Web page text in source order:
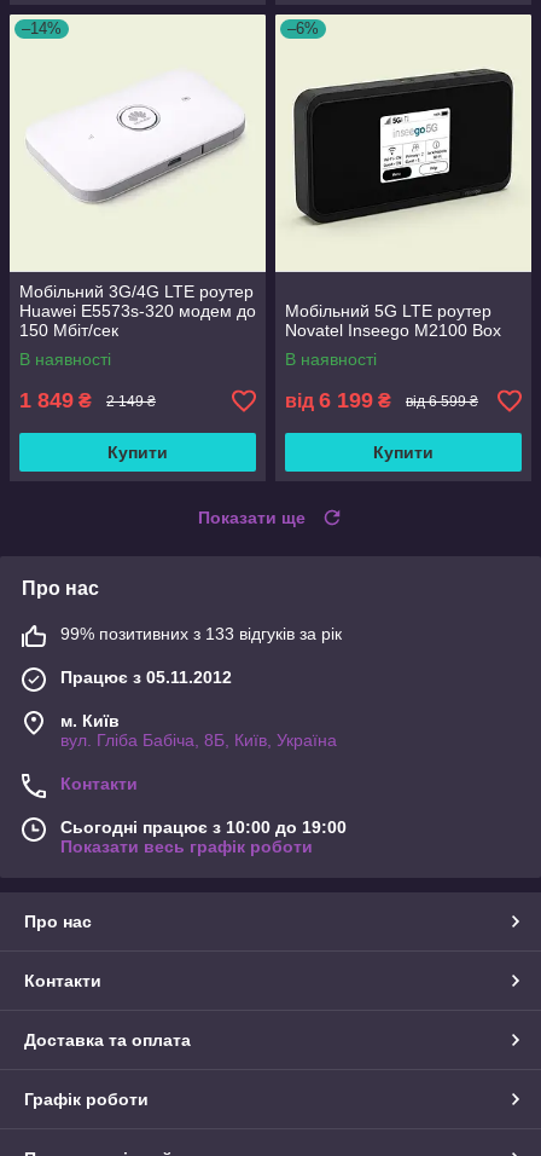
–14%
Мобільний 3G/4G LTE роутер
Huawei E5573s-320 модем до
150 Мбіт/сек
В наявності
1 849 ₴ 2 149 ₴
Купити
–6%
Мобільний 5G LTE роутер
Novatel Inseego M2100 Box
В наявності
від 6 199 ₴ від 6 599 ₴
Купити
Показати ще
Про нас
99% позитивних з 133 відгуків за рік
Працює з 05.11.2012
м. Київ
вул. Гліба Бабіча, 8Б, Київ, Україна
Контакти
Сьогодні працює з 10:00 до 19:00
Показати весь графік роботи
Про нас
Контакти
Доставка та оплата
Графік роботи